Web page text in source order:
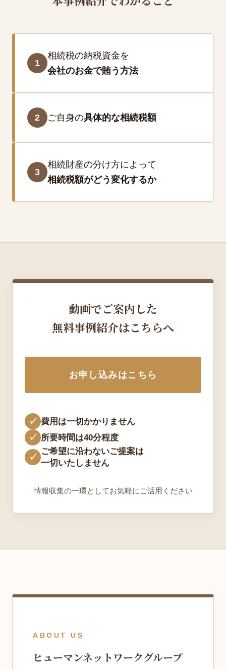
1
相続税の納税資金を
会社のお金で賄う方法
2 ご自身の具体的な相続税額
3
相続財産の分け方によって
相続税額がどう変化するか
動画でご案内した
無料事例紹介はこちらへ
お申し込みはこちら
✓ 費用は一切かかりません
✓ 所要時間は40分程度
✓
ご希望に沿わないご提案は
一切いたしません
情報収集の一環としてお気軽にご活用ください
ABOUT US
ヒューマンネットワークグループ